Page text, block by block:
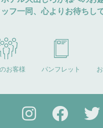
ッフ一同、心よりお待ちし
お客様 パンフレット